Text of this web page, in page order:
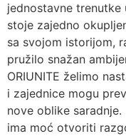
jednostavne
stoje zajedno
sa svojom istorijom,
pružilo snažan
ORIUNITE želimo
i zajednice mogu
nove oblike
ima moć otvoriti